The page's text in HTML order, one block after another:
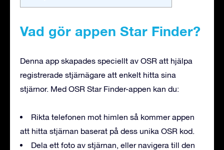
Vad gör appen Star Finder?
Denna app skapades speciellt av OSR att hjälpa
registrerade stjärnägare att enkelt hitta sina
stjärnor. Med OSR Star Finder-appen kan du:
Rikta telefonen mot himlen så kommer appen
att hitta stjärnan baserat på dess unika OSR kod.
Dela ett foto av stjärnan, eller navigera till den